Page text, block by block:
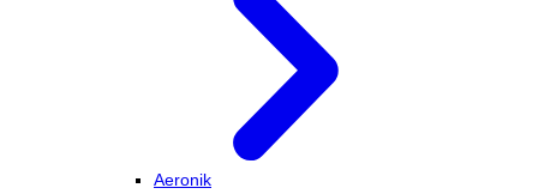
Aeronik